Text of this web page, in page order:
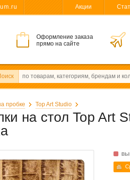
Акции
Оформление заказа
прямо на сайте
пробке Top Art Studio
на стол Top Art